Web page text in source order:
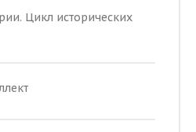
Цикл исторических